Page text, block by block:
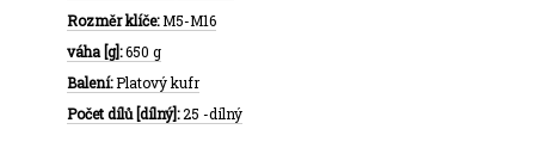
Rozměr klíče:M5-M16
váha [g]:650 g
Balení:Platový kufr
Počet dílů [dílný]:25 -dílný